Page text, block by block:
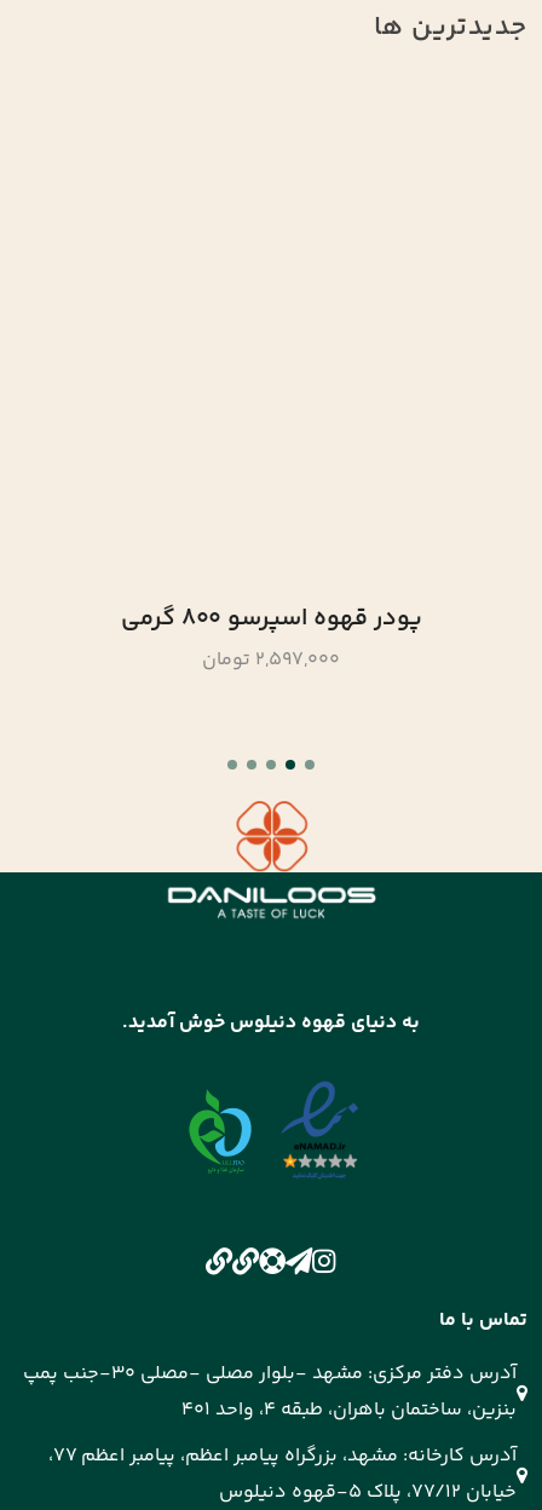
جدیدترین ها
پودر قهوه اسپرسو 800 گرمی
به دنیای قهوه دنیلوس خوش آمدید.
تماس با ما
آدرس دفتر مرکزی: مشهد -بلوار مصلی -مصلی 30-جنب پمپ
بنزین، ساختمان باهران، طبقه 4، واحد 401
آدرس کارخانه: مشهد، بزرگراه پیامبر اعظم، پیامبر اعظم 77،
خیابان 77/12، پلاک 5-قهوه دنیلوس